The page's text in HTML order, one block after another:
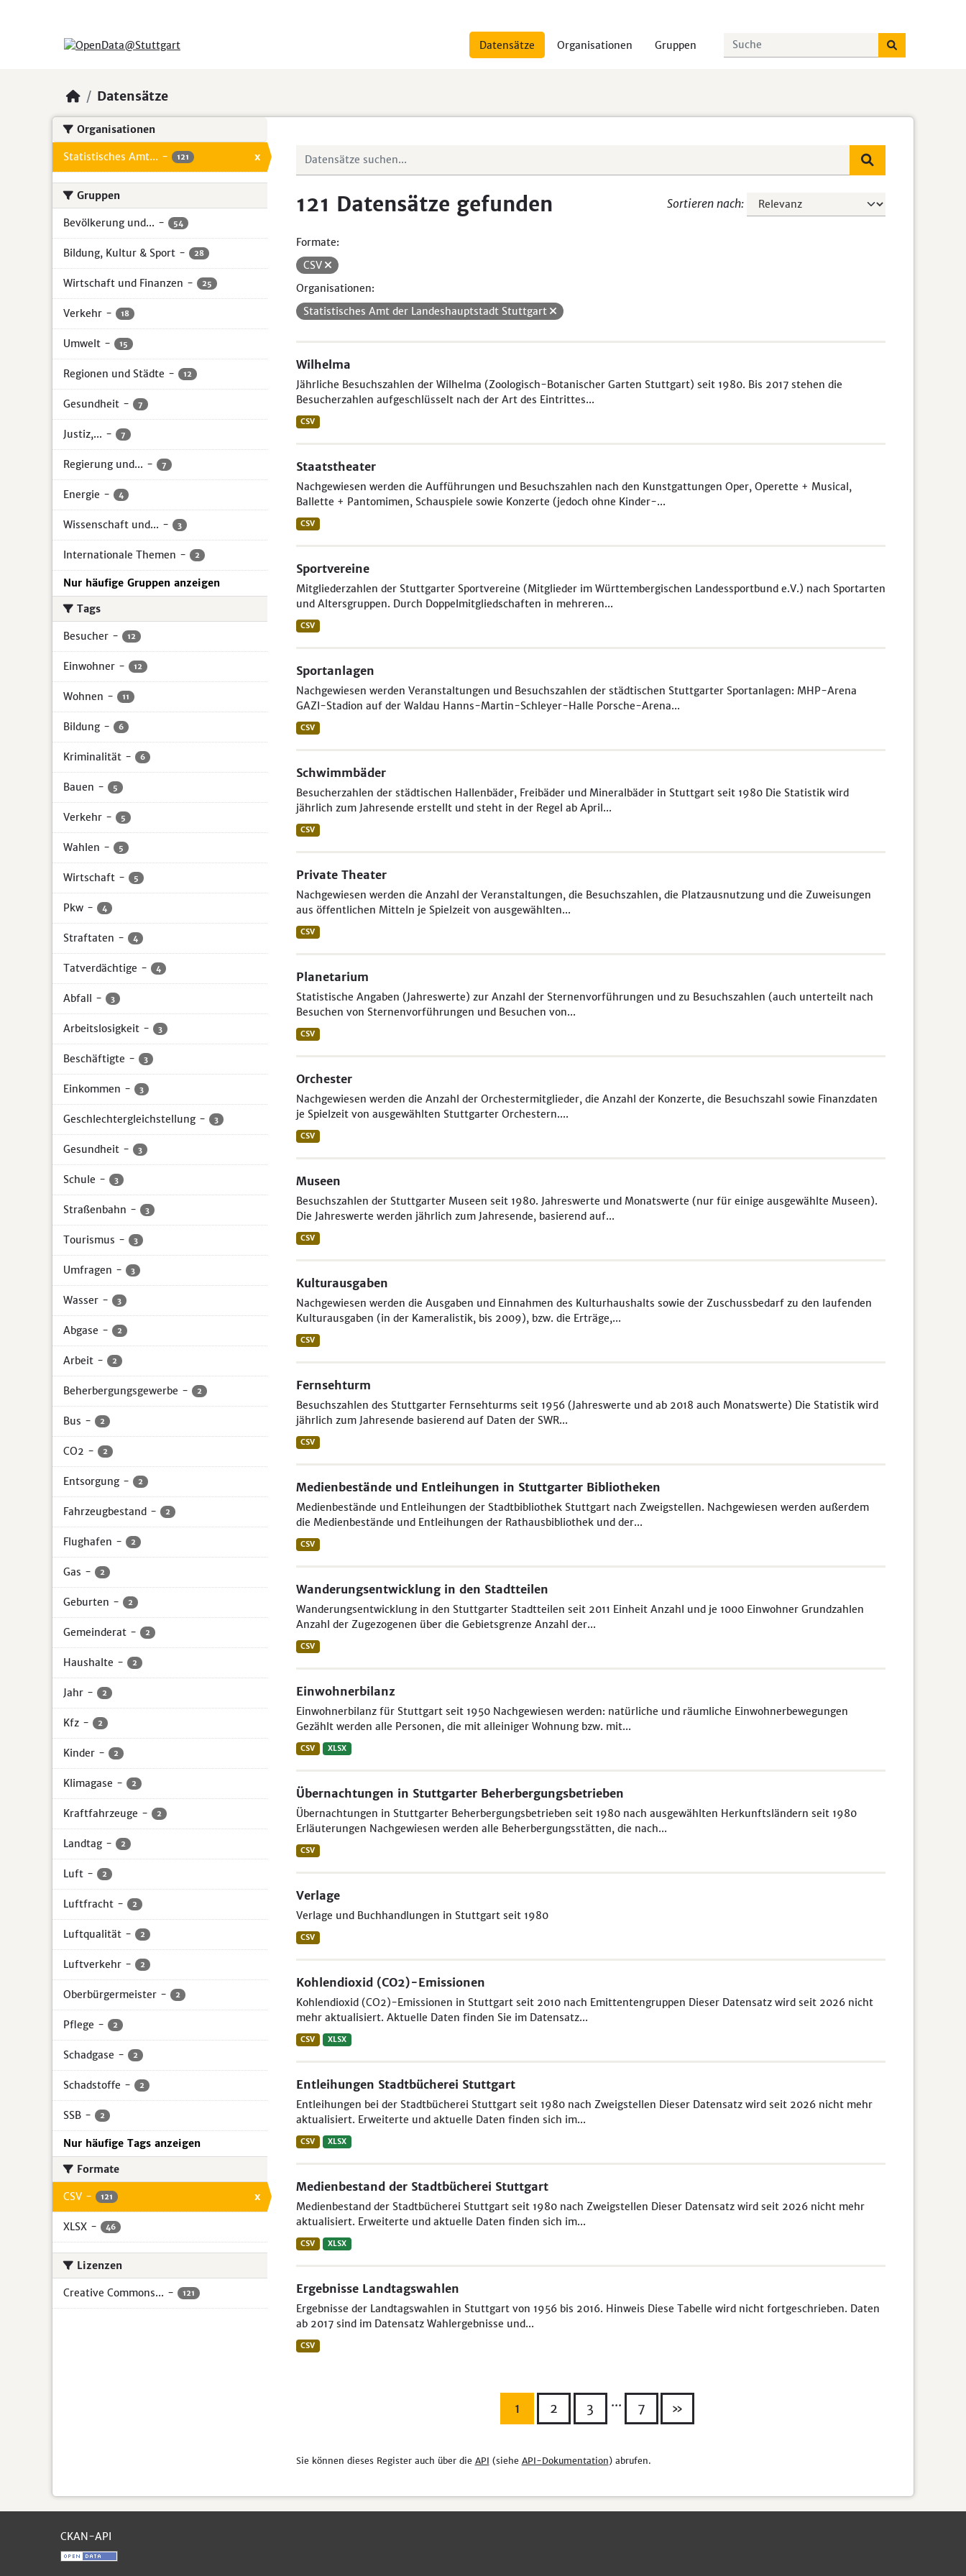
Datensätze Organisationen Gruppen
Datensätze
Organisationen
Statistisches Amt... - 121 x
Gruppen
Bevölkerung und... - 54
Bildung, Kultur & Sport - 28
Wirtschaft und Finanzen - 25
Verkehr - 18
Umwelt - 15
Regionen und Städte - 12
Gesundheit - 7
Justiz,... - 7
Regierung und... - 7
Energie - 4
Wissenschaft und... - 3
Internationale Themen - 2
Nur häufige Gruppen anzeigen
Tags
Besucher - 12
Einwohner - 12
Wohnen - 11
Bildung - 6
Kriminalität - 6
Bauen - 5
Verkehr - 5
Wahlen - 5
Wirtschaft - 5
Pkw - 4
Straftaten - 4
Tatverdächtige - 4
Abfall - 3
Arbeitslosigkeit - 3
Beschäftigte - 3
Einkommen - 3
Geschlechtergleichstellung - 3
Gesundheit - 3
Schule - 3
Straßenbahn - 3
Tourismus - 3
Umfragen - 3
Wasser - 3
Abgase - 2
Arbeit - 2
Beherbergungsgewerbe - 2
Bus - 2
CO2 - 2
Entsorgung - 2
Fahrzeugbestand - 2
Flughafen - 2
Gas - 2
Geburten - 2
Gemeinderat - 2
Haushalte - 2
Jahr - 2
Kfz - 2
Kinder - 2
Klimagase - 2
Kraftfahrzeuge - 2
Landtag - 2
Luft - 2
Luftfracht - 2
Luftqualität - 2
Luftverkehr - 2
Oberbürgermeister - 2
Pflege - 2
Schadgase - 2
Schadstoffe - 2
SSB - 2
Nur häufige Tags anzeigen
Formate
CSV - 121 x
XLSX - 46
Lizenzen
Creative Commons... - 121
Sortieren nach
121 Datensätze gefunden
Formate:
CSV
Organisationen:
Statistisches Amt der Landeshauptstadt Stuttgart
Wilhelma
Jährliche Besuchszahlen der Wilhelma (Zoologisch-Botanischer Garten Stuttgart) seit 1980. Bis 2017 stehen die
Besucherzahlen aufgeschlüsselt nach der Art des Eintrittes...
CSV
Staatstheater
Nachgewiesen werden die Aufführungen und Besuchszahlen nach den Kunstgattungen Oper, Operette + Musical,
Ballette + Pantomimen, Schauspiele sowie Konzerte (jedoch ohne Kinder-...
CSV
Sportvereine
Mitgliederzahlen der Stuttgarter Sportvereine (Mitglieder im Württembergischen Landessportbund e.V.) nach Sportarten
und Altersgruppen. Durch Doppelmitgliedschaften in mehreren...
CSV
Sportanlagen
Nachgewiesen werden Veranstaltungen und Besuchszahlen der städtischen Stuttgarter Sportanlagen: MHP-Arena
GAZI-Stadion auf der Waldau Hanns-Martin-Schleyer-Halle Porsche-Arena...
CSV
Schwimmbäder
Besucherzahlen der städtischen Hallenbäder, Freibäder und Mineralbäder in Stuttgart seit 1980 Die Statistik wird
jährlich zum Jahresende erstellt und steht in der Regel ab April...
CSV
Private Theater
Nachgewiesen werden die Anzahl der Veranstaltungen, die Besuchszahlen, die Platzausnutzung und die Zuweisungen
aus öffentlichen Mitteln je Spielzeit von ausgewählten...
CSV
Planetarium
Statistische Angaben (Jahreswerte) zur Anzahl der Sternenvorführungen und zu Besuchszahlen (auch unterteilt nach
Besuchen von Sternenvorführungen und Besuchen von...
CSV
Orchester
Nachgewiesen werden die Anzahl der Orchestermitglieder, die Anzahl der Konzerte, die Besuchszahl sowie Finanzdaten
je Spielzeit von ausgewählten Stuttgarter Orchestern....
CSV
Museen
Besuchszahlen der Stuttgarter Museen seit 1980. Jahreswerte und Monatswerte (nur für einige ausgewählte Museen).
Die Jahreswerte werden jährlich zum Jahresende, basierend auf...
CSV
Kulturausgaben
Nachgewiesen werden die Ausgaben und Einnahmen des Kulturhaushalts sowie der Zuschussbedarf zu den laufenden
Kulturausgaben (in der Kameralistik, bis 2009), bzw. die Erträge,...
CSV
Fernsehturm
Besuchszahlen des Stuttgarter Fernsehturms seit 1956 (Jahreswerte und ab 2018 auch Monatswerte) Die Statistik wird
jährlich zum Jahresende basierend auf Daten der SWR...
CSV
Medienbestände und Entleihungen in Stuttgarter Bibliotheken
Medienbestände und Entleihungen der Stadtbibliothek Stuttgart nach Zweigstellen. Nachgewiesen werden außerdem
die Medienbestände und Entleihungen der Rathausbibliothek und der...
CSV
Wanderungsentwicklung in den Stadtteilen
Wanderungsentwicklung in den Stuttgarter Stadtteilen seit 2011 Einheit Anzahl und je 1000 Einwohner Grundzahlen
Anzahl der Zugezogenen über die Gebietsgrenze Anzahl der...
CSV
Einwohnerbilanz
Einwohnerbilanz für Stuttgart seit 1950 Nachgewiesen werden: natürliche und räumliche Einwohnerbewegungen
Gezählt werden alle Personen, die mit alleiniger Wohnung bzw. mit...
CSV XLSX
Übernachtungen in Stuttgarter Beherbergungsbetrieben
Übernachtungen in Stuttgarter Beherbergungsbetrieben seit 1980 nach ausgewählten Herkunftsländern seit 1980
Erläuterungen Nachgewiesen werden alle Beherbergungsstätten, die nach...
CSV
Verlage
Verlage und Buchhandlungen in Stuttgart seit 1980
CSV
Kohlendioxid (CO2)-Emissionen
Kohlendioxid (CO2)-Emissionen in Stuttgart seit 2010 nach Emittentengruppen Dieser Datensatz wird seit 2026 nicht
mehr aktualisiert. Aktuelle Daten finden Sie im Datensatz...
CSV XLSX
Entleihungen Stadtbücherei Stuttgart
Entleihungen bei der Stadtbücherei Stuttgart seit 1980 nach Zweigstellen Dieser Datensatz wird seit 2026 nicht mehr
aktualisiert. Erweiterte und aktuelle Daten finden sich im...
CSV XLSX
Medienbestand der Stadtbücherei Stuttgart
Medienbestand der Stadtbücherei Stuttgart seit 1980 nach Zweigstellen Dieser Datensatz wird seit 2026 nicht mehr
aktualisiert. Erweiterte und aktuelle Daten finden sich im...
CSV XLSX
Ergebnisse Landtagswahlen
Ergebnisse der Landtagswahlen in Stuttgart von 1956 bis 2016. Hinweis Diese Tabelle wird nicht fortgeschrieben. Daten
ab 2017 sind im Datensatz Wahlergebnisse und...
CSV
1 2 3 ... 7 »
Sie können dieses Register auch über die API (siehe API-Dokumentation) abrufen.
CKAN-API